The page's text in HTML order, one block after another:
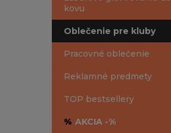
kovu
Oblečenie pre kluby
Pracovné oblečenie
Reklamné predmety
TOP bestsellery
% AKCIA -%